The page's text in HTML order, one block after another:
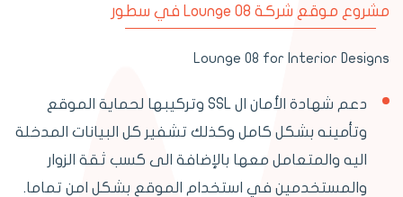
مشروع موقع شركة Lounge 08 في سطور
Lounge 08 for Interior Designs
دعم شهادة الأمان ال SSL وتركيبها لحماية الموقع
وتأمينه بشكل كامل وكذلك تشفير كل البيانات المدخلة
اليه والمتعامل معها بالإضافة الى كسب ثقة الزوار
والمستخدمين في استخدام الموقع بشكل امن تماما.